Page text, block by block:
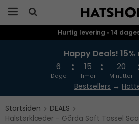
Produktet er blevet
Hurtig levering • 14
Happy Deals!
6
Dage
15
Timer
20
Minutter
Bestsellers →
Startsiden
DEALS
Halstørklæder - Gårda Soft Tassel